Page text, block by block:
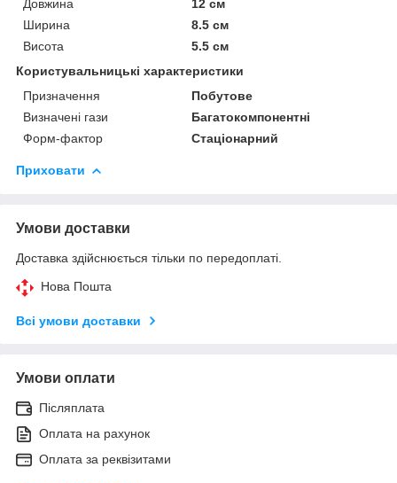
Довжина
12 см
Ширина
8.5 см
Висота
5.5 см
Користувальницькі характеристики
Призначення
Побутове
Визначені гази
Багатокомпонентні
Форм-фактор
Стаціонарний
Приховати
Умови доставки
Доставка здійснюється тільки по передоплаті.
Нова Пошта
Всі умови доставки
Умови оплати
Післяплата
Оплата на рахунок
Оплата за реквізитами